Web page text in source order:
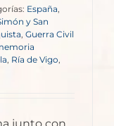
España,
y San
, Guerra Civil
, Ría de Vigo,